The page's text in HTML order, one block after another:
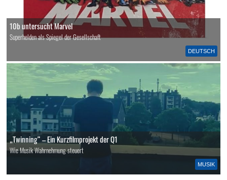
DEUTSCH
10b untersucht Marvel
Superhelden als Spiegel der Gesellschaft
MUSIK
„Twinning“ – Ein Kurzfilmprojekt der Q1
Wie Musik Wahrnehmung steuert